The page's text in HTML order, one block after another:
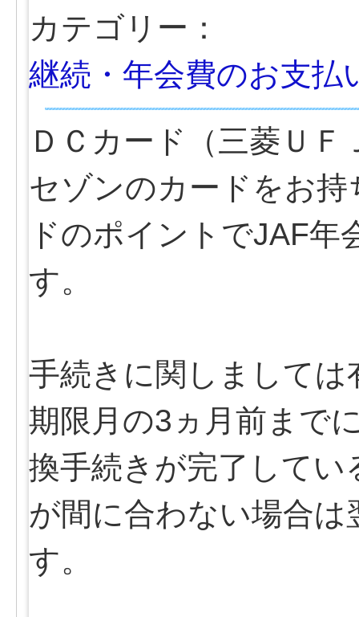
カテゴリー：
継続・年会費のお支払
ＤＣカード（三菱Ｕ
セゾンのカードをお
ドのポイントでJAF
す。
手続きに関しまして
期限月の3ヵ月前まで
換手続きが完了して
が間に合わない場合
す。